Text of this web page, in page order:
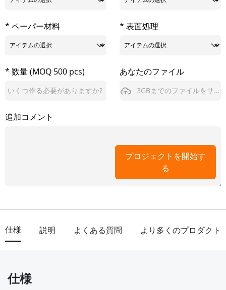
* ペーパー材料 * 表面処理
* 数量 (MOQ 500 pcs) あなたのファイル
3GBまでのファイルをサポート
追加コメント
プロジェクトを開始す
る
仕様 説明 よくある質問 より多くのプロダクト
仕様